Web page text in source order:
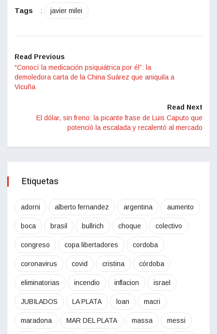
Tags : javier milei
Read Previous
“Conocí la medicación psiquiátrica por él”: la
demoledora carta de la China Suárez que aniquila a
Vicuña
Read Next
El dólar, sin freno: la picante frase de Luis Caputo que
potenció la escalada y recalentó al mercado
Etiquetas
adorni alberto fernandez argentina aumento
boca brasil bullrich choque colectivo
congreso copa libertadores cordoba
coronavirus covid cristina córdoba
eliminatorias incendio inflacion israel
JUBILADOS LA PLATA loan macri
maradona MAR DEL PLATA massa messi